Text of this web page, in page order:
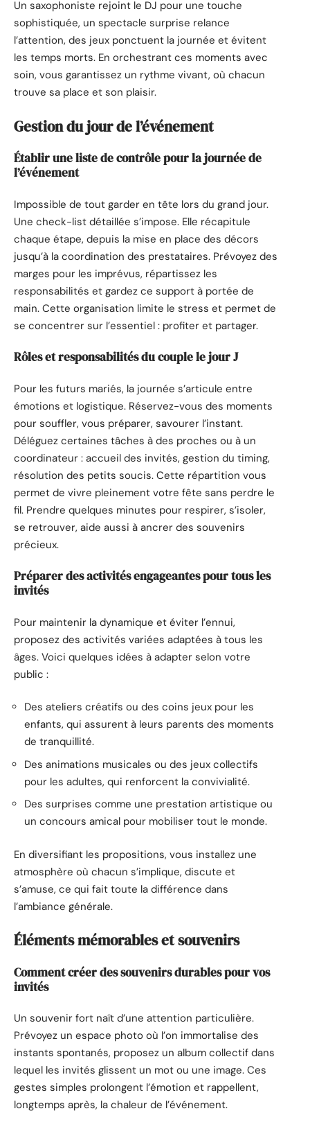
Un saxophoniste rejoint le DJ pour une touche
sophistiquée, un spectacle surprise relance
l’attention, des jeux ponctuent la journée et évitent
les temps morts. En orchestrant ces moments avec
soin, vous garantissez un rythme vivant, où chacun
trouve sa place et son plaisir.
Gestion du jour de l’événement
Établir une liste de contrôle pour la journée de
l’événement
Impossible de tout garder en tête lors du grand jour.
Une check-list détaillée s’impose. Elle récapitule
chaque étape, depuis la mise en place des décors
jusqu’à la coordination des prestataires. Prévoyez des
marges pour les imprévus, répartissez les
responsabilités et gardez ce support à portée de
main. Cette organisation limite le stress et permet de
se concentrer sur l’essentiel : profiter et partager.
Rôles et responsabilités du couple le jour J
Pour les futurs mariés, la journée s’articule entre
émotions et logistique. Réservez-vous des moments
pour souffler, vous préparer, savourer l’instant.
Déléguez certaines tâches à des proches ou à un
coordinateur : accueil des invités, gestion du timing,
résolution des petits soucis. Cette répartition vous
permet de vivre pleinement votre fête sans perdre le
fil. Prendre quelques minutes pour respirer, s’isoler,
se retrouver, aide aussi à ancrer des souvenirs
précieux.
Préparer des activités engageantes pour tous les
invités
Pour maintenir la dynamique et éviter l’ennui,
proposez des activités variées adaptées à tous les
âges. Voici quelques idées à adapter selon votre
public :
Des ateliers créatifs ou des coins jeux pour les
enfants, qui assurent à leurs parents des moments
de tranquillité.
Des animations musicales ou des jeux collectifs
pour les adultes, qui renforcent la convivialité.
Des surprises comme une prestation artistique ou
un concours amical pour mobiliser tout le monde.
En diversifiant les propositions, vous installez une
atmosphère où chacun s’implique, discute et
s’amuse, ce qui fait toute la différence dans
l’ambiance générale.
Éléments mémorables et souvenirs
Comment créer des souvenirs durables pour vos
invités
Un souvenir fort naît d’une attention particulière.
Prévoyez un espace photo où l’on immortalise des
instants spontanés, proposez un album collectif dans
lequel les invités glissent un mot ou une image. Ces
gestes simples prolongent l’émotion et rappellent,
longtemps après, la chaleur de l’événement.